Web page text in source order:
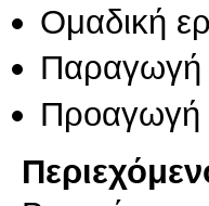
Ομαδική
Παραγωγή
Προαγωγή